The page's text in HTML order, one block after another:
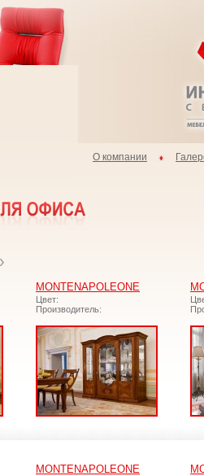
О компании
MONTENAPOLEONE
Цвет:
Производитель:
MONTENAPOLEONE